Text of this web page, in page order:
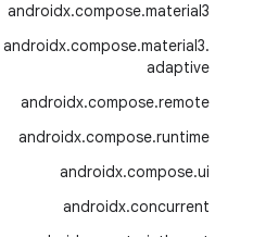
androidx.compose.material3
androidx.compose.material3.
adaptive
androidx.compose.remote
androidx.compose.runtime
androidx.compose.ui
androidx.concurrent